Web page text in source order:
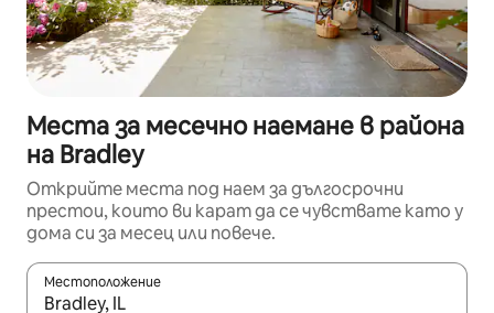
Места за месечно наемане в района
на Bradley
Открийте места под наем за дългосрочни
престои, които ви карат да се чувствате като у
дома си за месец или повече.
Местоположение
Когато резултатите се покажат, използвайте